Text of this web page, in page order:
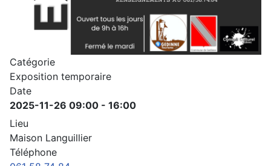
Catégorie
Exposition temporaire
Date
2025-11-26 09:00 - 16:00
Lieu
Maison Languillier
Téléphone